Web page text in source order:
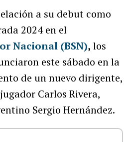
a su debut como
2024 en el
Nacional (BSN), los
este sábado en la
de un nuevo dirigente,
Carlos Rivera,
Sergio Hernández.